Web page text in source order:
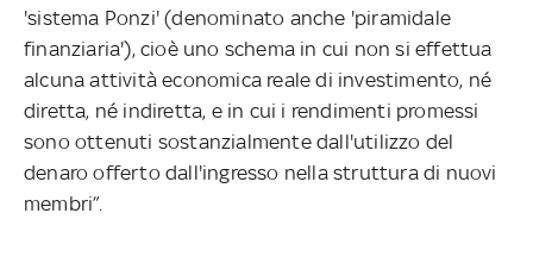
'sistema Ponzi' (denominato anche 'piramidale
finanziaria'), cioè uno schema in cui non si effettua
alcuna attività economica reale di investimento, né
diretta, né indiretta, e in cui i rendimenti promessi
sono ottenuti sostanzialmente dall'utilizzo del
denaro offerto dall'ingresso nella struttura di nuovi
membri”.